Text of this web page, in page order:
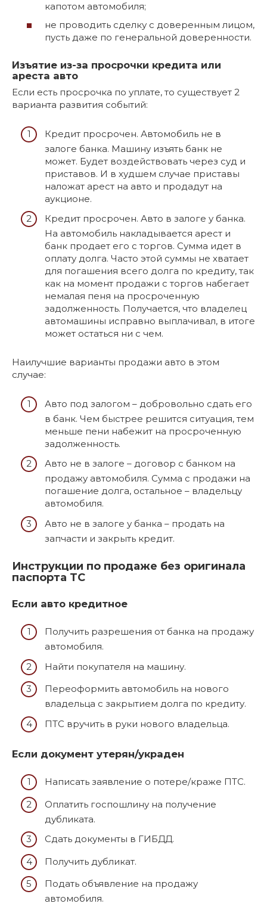
капотом автомобиля;
не проводить сделку с доверенным лицом,
пусть даже по генеральной доверенности.
Изъятие из-за просрочки кредита или
ареста авто
Если есть просрочка по уплате, то существует 2
варианта развития событий:
Кредит просрочен. Автомобиль не в
залоге банка. Машину изъять банк не
может. Будет воздействовать через суд и
приставов. И в худшем случае приставы
наложат арест на авто и продадут на
аукционе.
Кредит просрочен. Авто в залоге у банка.
На автомобиль накладывается арест и
банк продает его с торгов. Сумма идет в
оплату долга. Часто этой суммы не хватает
для погашения всего долга по кредиту, так
как на момент продажи с торгов набегает
немалая пеня на просроченную
задолженность. Получается, что владелец
автомашины исправно выплачивал, в итоге
может остаться ни с чем.
Наилучшие варианты продажи авто в этом
случае:
Авто под залогом – добровольно сдать его
в банк. Чем быстрее решится ситуация, тем
меньше пени набежит на просроченную
задолженность.
Авто не в залоге – договор с банком на
продажу автомобиля. Сумма с продажи на
погашение долга, остальное – владельцу
автомобиля.
Авто не в залоге у банка – продать на
запчасти и закрыть кредит.
Инструкции по продаже без оригинала
паспорта ТС
Если авто кредитное
Получить разрешения от банка на продажу
автомобиля.
Найти покупателя на машину.
Переоформить автомобиль на нового
владельца с закрытием долга по кредиту.
ПТС вручить в руки нового владельца.
Если документ утерян/украден
Написать заявление о потере/краже ПТС.
Оплатить госпошлину на получение
дубликата.
Сдать документы в ГИБДД.
Получить дубликат.
Подать объявление на продажу
автомобиля.